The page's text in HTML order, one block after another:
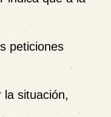
peticiones
la situación,